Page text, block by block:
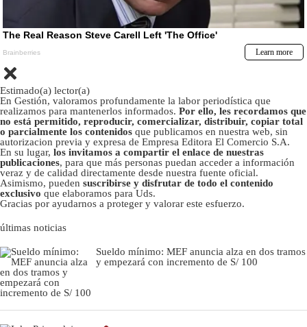
Estimado(a) lector(a)
En Gestión, valoramos profundamente la labor periodística que
realizamos para mantenerlos informados. Por ello, les recordamos que
no está permitido, reproducir, comercializar, distribuir, copiar total
o parcialmente los contenidos que publicamos en nuestra web, sin
autorizacion previa y expresa de Empresa Editora El Comercio S.A.
En su lugar, los invitamos a compartir el enlace de nuestras
publicaciones, para que más personas puedan acceder a información
veraz y de calidad directamente desde nuestra fuente oficial.
Asimismo, pueden suscribirse y disfrutar de todo el contenido
exclusivo que elaboramos para Uds.
Gracias por ayudarnos a proteger y valorar este esfuerzo.
últimas noticias
Sueldo mínimo: MEF anuncia alza en dos tramos
y empezará con incremento de S/ 100